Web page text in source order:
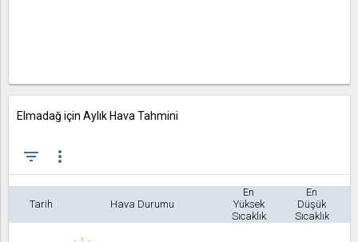
Elmadağ için Aylık Hava Tahmini
filter_list more_vert
Tarih Hava Durumu
En
Yüksek
Sıcaklık
En
Düşük
Sıcaklık